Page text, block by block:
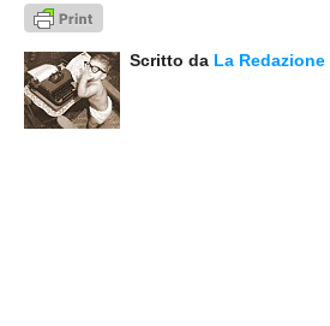
Scritto da La Redazione